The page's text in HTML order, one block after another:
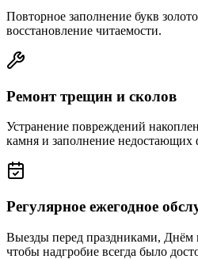
Повторное заполнение букв
восстановление читаемости.
Ремонт трещин и сколов
Устранение повреждений
камня и заполнение недостающих
Регулярное ежегодное
Выезды перед праздниками,
чтобы надгробие всегда было